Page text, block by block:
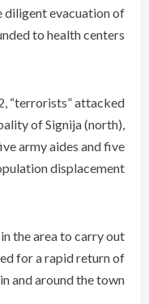
diligent evacuation of
to health centers.
“terrorists” attacked
of Signija (north),
army aides and five
displacement.
the area to carry out
for a rapid return of
and around the town.